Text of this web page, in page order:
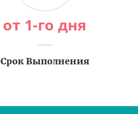
от 1-го дня
Срок Выполнения